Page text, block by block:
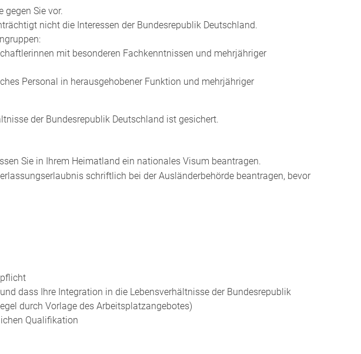
gegen Sie vor.
nicht die Interessen der Bundesrepublik Deutschland.
mit besonderen Fachkenntnissen und mehrjähriger
Personal in herausgehobener Funktion und mehrjähriger
der Bundesrepublik Deutschland ist gesichert.
Sie in Ihrem Heimatland ein nationales Visum beantragen.
schriftlich bei der Ausländerbehörde beantragen, bevor
dass Ihre Integration in die Lebensverhältnisse der Bundesrepublik
durch Vorlage des Arbeitsplatzangebotes)
Qualifikation